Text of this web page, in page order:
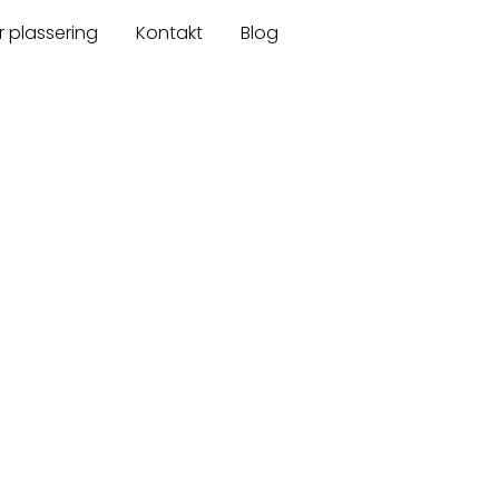
plassering Kontakt Blog